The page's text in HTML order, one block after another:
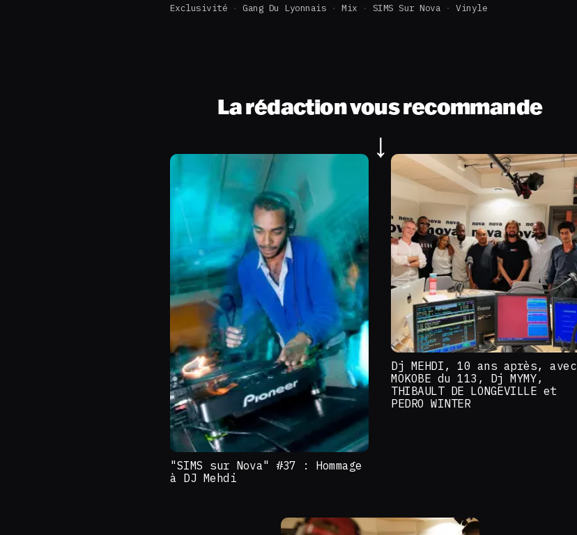
Exclusivité Gang Du Lyonnais Mix SIMS Sur Nova Vinyle
La rédaction vous recommande
"SIMS sur Nova" #37 : Hommage
à DJ Mehdi
Dj MEHDI, 10 ans après, avec
MOKOBE du 113, Dj MYMY,
THIBAULT DE LONGEVILLE et
PEDRO WINTER